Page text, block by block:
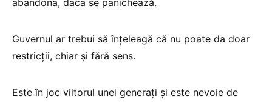
Guvernul ar trebui să înțeleagă că nu poate da doar
restricții, chiar și fără sens.
Este în joc viitorul unei generați și este nevoie de